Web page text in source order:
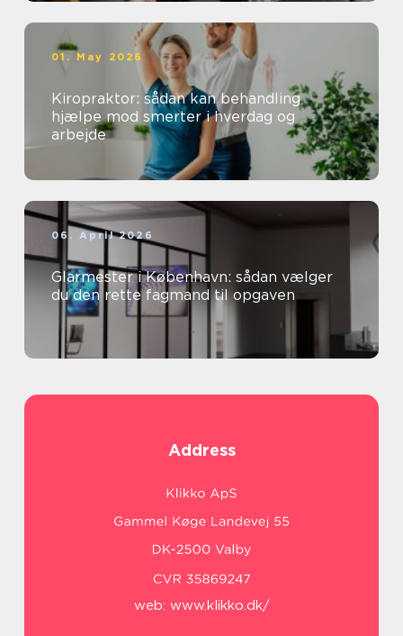
01. May 2026
Kiropraktor: sådan kan behandling
hjælpe mod smerter i hverdag og
arbejde
06. April 2026
Glarmester i København: sådan vælger
du den rette fagmand til opgaven
Address
web: www.klikko.dk/